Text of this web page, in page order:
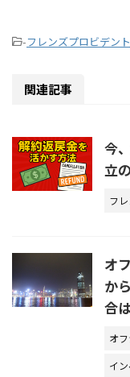
-フレンズプロビデント
関連記事
今
立
フ
オ
か
合
オ
イ